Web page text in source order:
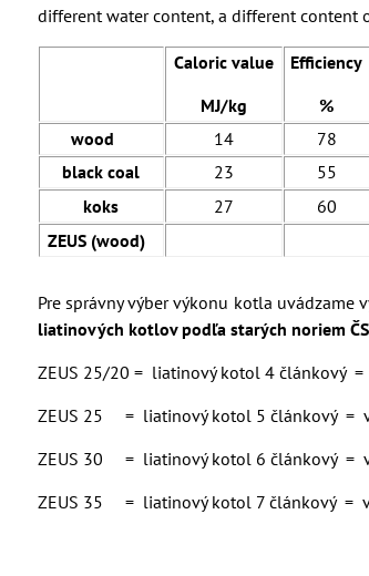
different water content, a different content
Caloric value
MJ/kg
Efficiency
%
wood
14 78
black coal
23 55
koks
27 60
ZEUS (wood)
Pre správny výber výkonu kotla
liatinových kotlov podľa starých noriem
ZEUS 25/20 = liatinový kotol 4 článkový
ZEUS 25 = liatinový kotol 5 článkový =
ZEUS 30 = liatinový kotol 6 článkový =
ZEUS 35 = liatinový kotol 7 článkový =